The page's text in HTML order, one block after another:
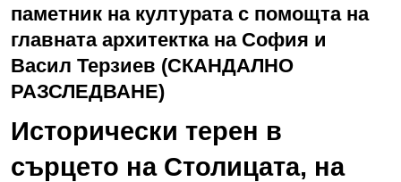
паметник на културата с помощта на
главната архитектка на София и
Васил Терзиев (СКАНДАЛНО
РАЗСЛЕДВАНЕ)
Исторически терен в
сърцето на Столицата, на